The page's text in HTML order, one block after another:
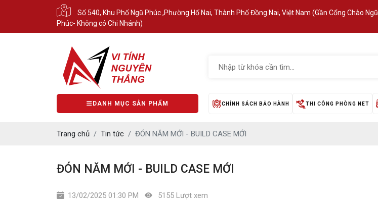
Số 540, Khu Phố Ngũ Phúc ,Phường Hố Nai, Thành Phố Đồng Nai, Việt Nam (Gần Cổng Chào Ngũ
Phúc- Không có Chi Nhánh)
DANH MỤC SẢN PHẨM CHÍNH SÁCH BẢO HÀNH THI CÔNG PHÒNG NET
Trang chủ Tin tức ĐÓN NĂM MỚI - BUILD CASE MỚI
ĐÓN NĂM MỚI - BUILD CASE MỚI
13/02/2025 01:30 PM 5155 Lượt xem